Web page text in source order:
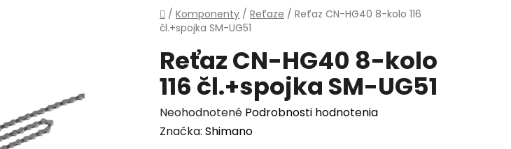
Domov
/ Komponenty / Reťaze / Reťaz CN-HG40 8-kolo 116
čl.+spojka SM-UG51
Reťaz CN-HG40 8-kolo
116 čl.+spojka SM-UG51
Priemerné
hodnotenie
Neohodnotené Podrobnosti hodnotenia
Značka: Shimano